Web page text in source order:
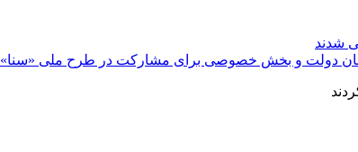
شدند
دولت و بخش خصوصی برای مشارکت در طرح ملی «سنا»